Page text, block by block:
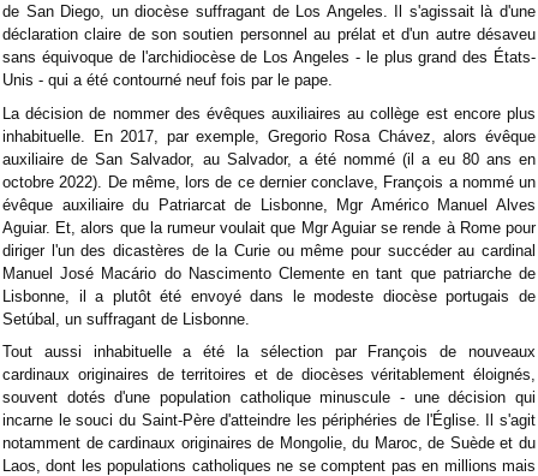
de San Diego, un diocèse suffragant de Los Angeles. Il s'agissait là d'une
déclaration claire de son soutien personnel au prélat et d'un autre désaveu
sans équivoque de l'archidiocèse de Los Angeles - le plus grand des États-
Unis - qui a été contourné neuf fois par le pape.
La décision de nommer des évêques auxiliaires au collège est encore plus
inhabituelle. En 2017, par exemple, Gregorio Rosa Chávez, alors évêque
auxiliaire de San Salvador, au Salvador, a été nommé (il a eu 80 ans en
octobre 2022). De même, lors de ce dernier conclave, François a nommé un
évêque auxiliaire du Patriarcat de Lisbonne, Mgr Américo Manuel Alves
Aguiar. Et, alors que la rumeur voulait que Mgr Aguiar se rende à Rome pour
diriger l'un des dicastères de la Curie ou même pour succéder au cardinal
Manuel José Macário do Nascimento Clemente en tant que patriarche de
Lisbonne, il a plutôt été envoyé dans le modeste diocèse portugais de
Setúbal, un suffragant de Lisbonne.
Tout aussi inhabituelle a été la sélection par François de nouveaux
cardinaux originaires de territoires et de diocèses véritablement éloignés,
souvent dotés d'une population catholique minuscule - une décision qui
incarne le souci du Saint-Père d'atteindre les périphéries de l'Église. Il s'agit
notamment de cardinaux originaires de Mongolie, du Maroc, de Suède et du
Laos, dont les populations catholiques ne se comptent pas en millions mais